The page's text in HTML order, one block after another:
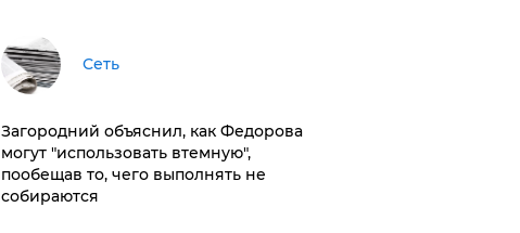
Сеть
Загородний объяснил, как Федорова
могут "использовать втемную",
пообещав то, чего выполнять не
собираются